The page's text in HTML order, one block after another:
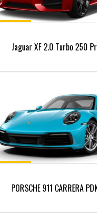
Jaguar XF 2.0 Turbo 250
PORSCHE 911 CARRERA